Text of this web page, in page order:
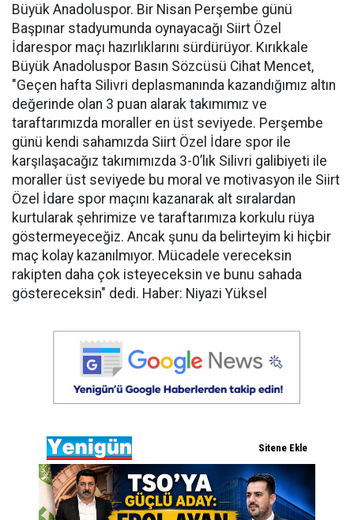
Büyük Anadoluspor. Bir Nisan Perşembe günü
Başpınar stadyumunda oynayacağı Siirt Özel
İdarespor maçı hazırlıklarını sürdürüyor. Kırıkkale
Büyük Anadoluspor Basın Sözcüsü Cihat Mencet,
"Geçen hafta Silivri deplasmanında kazandığımız altın
değerinde olan 3 puan alarak takımımız ve
taraftarımızda moraller en üst seviyede. Perşembe
günü kendi sahamızda Siirt Özel İdare spor ile
karşılaşacağız takımımızda 3-0’lık Silivri galibiyeti ile
moraller üst seviyede bu moral ve motivasyon ile Siirt
Özel İdare spor maçını kazanarak alt sıralardan
kurtularak şehrimize ve taraftarımıza korkulu rüya
göstermeyeceğiz. Ancak şunu da belirteyim ki hiçbir
maç kolay kazanılmıyor. Mücadele vereceksin
rakipten daha çok isteyeceksin ve bunu sahada
göstereceksin" dedi. Haber: Niyazi Yüksel